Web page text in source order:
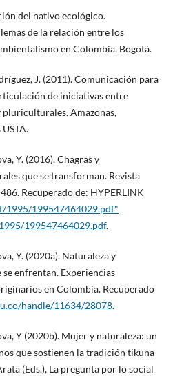
del nativo ecológico.
de la relación entre los
en Colombia. Bogotá.
J. (2011). Comunicación para
de iniciativas entre
Amazonas,
Y. (2016). Chagras y
que se transforman. Revista
Recuperado de: HYPERLINK
1995/199547464029.pdf"
199547464029.pdf.
Y. (2020a). Naturaleza y
enfrentan. Experiencias
en Colombia. Recuperado
handle/11634/28078.
Y (2020b). Mujer y naturaleza: un
que sostienen la tradición tikuna
(Eds.), La pregunta por lo social